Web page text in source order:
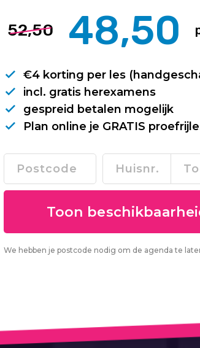
52,50 48,50
€4 korting per les
incl. gratis herexamens
gespreid betalen mogelijk
Plan online je GRATIS
We hebben je postcode nodig om de agenda te